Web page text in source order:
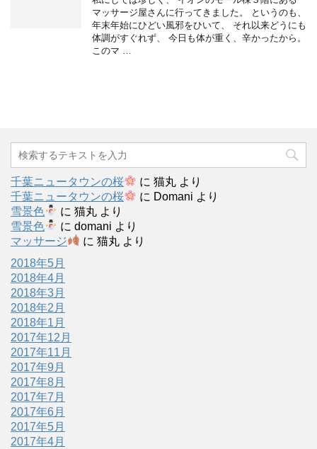
マッサージ屋さんに行ってきました。 というのも、
年末年始にひどい風邪をひいて、 それ以来どうにも
体調がすぐれず、 今日も体が重く、辛かったから。
このマ …
千葉ニュータウンの桜 に猫丸 より
千葉ニュータウンの桜
に Domani より
雪景色
に猫丸 より
雪景色
にdomani より
マッサージ
に猫丸 より
2018年5月
2018年4月
2018年3月
2018年2月
2018年1月
2017年12月
2017年11月
2017年9月
2017年8月
2017年7月
2017年6月
2017年5月
2017年4月